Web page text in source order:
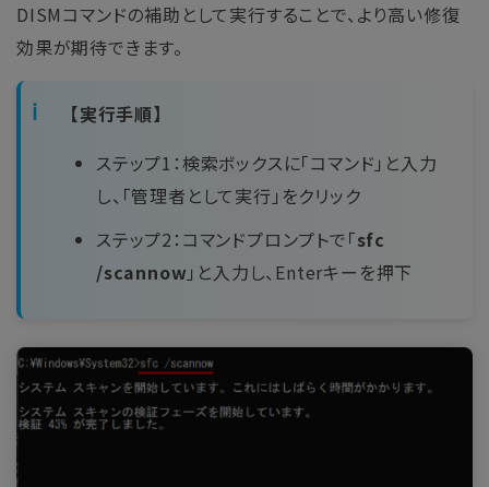
DISMコマンドの補助として実行することで、より高い修復
効果が期待できます。
【実行手順】
ステップ1：検索ボックスに「コマンド」と入力
し、「管理者として実行」をクリック
ステップ2：コマンドプロンプトで「sfc
/scannow 」と入力し、Enterキーを押下